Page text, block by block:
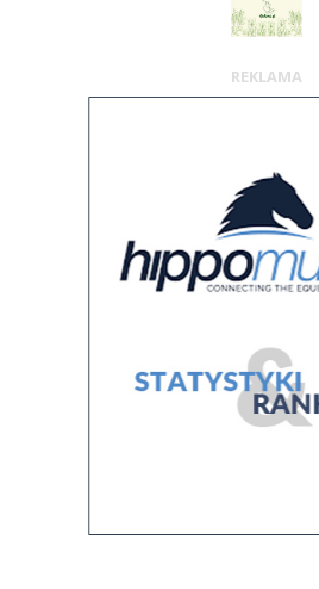
REKLAMA